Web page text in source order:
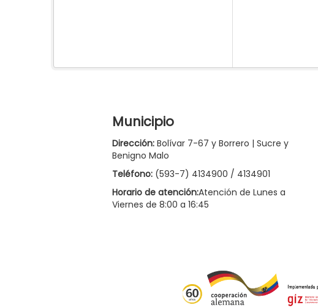
Municipio
Dirección: Bolívar 7-67 y Borrero | Sucre y
Benigno Malo
Teléfono: (593-7) 4134900 / 4134901
Horario de atención:Atención de Lunes a
Viernes de 8:00 a 16:45